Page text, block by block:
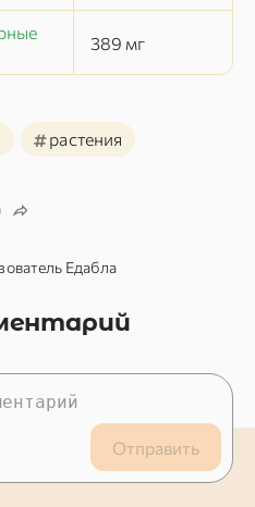
389 мг
#растения
Едабла
Отправить